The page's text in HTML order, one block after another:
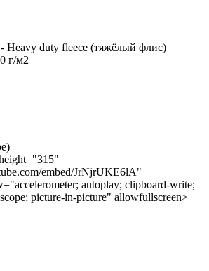
- Heavy duty fleece (тяжёлый флис)
г/м2
embed/JrNjrUKE6lA"
autoplay; clipboard-write;
picture-in-picture" allowfullscreen>